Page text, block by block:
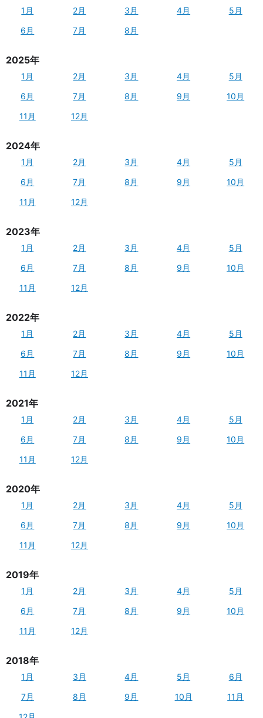
1月 2月 3月 4月
5月
6月
7月 8月
2025年
1月 2月 3月 4月
5月
6月
7月 8月 9月
10月
11月
12月
2024年
1月 2月 3月 4月
5月
6月
7月 8月 9月
10月
11月
12月
2023年
1月 2月 3月 4月
5月
6月
7月 8月 9月
10月
11月
12月
2022年
1月 2月 3月 4月
5月
6月
7月 8月 9月
10月
11月
12月
2021年
1月 2月 3月 4月
5月
6月
7月 8月 9月
10月
11月
12月
2020年
1月 2月 3月 4月
5月
6月
7月 8月 9月
10月
11月
12月
2019年
1月 2月 3月 4月
5月
6月
7月 8月 9月
10月
11月
12月
2018年
1月 3月 4月 5月
6月
7月
8月 9月 10月
11月